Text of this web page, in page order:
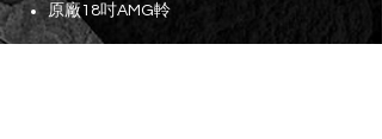
原廠18吋AMG軨